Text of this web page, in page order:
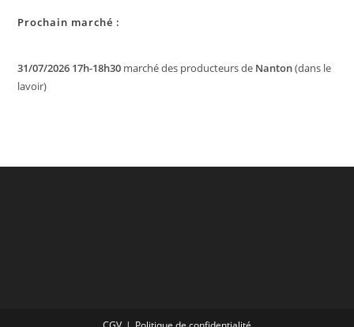
Prochain marché :
31/07/2026 17h-18h30 marché des producteurs de Nanton(dans le
lavoir)